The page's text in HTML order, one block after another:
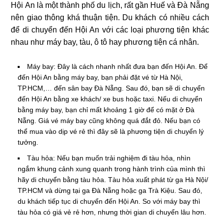
Hội An là một thành phố du lịch, rất gần Huế và Đà Nẵng
nên giao thông khá thuận tiện. Du khách có nhiều cách
để di chuyển đến Hội An với các loại phương tiện khác
nhau như máy bay, tàu, ô tô hay phương tiện cá nhân.
Máy bay: Đây là cách nhanh nhất đưa bạn đến Hội An. Để
đến Hội An bằng máy bay, bạn phải đặt vé từ Hà Nội,
TP.HCM,… đến sân bay Đà Nẵng. Sau đó, bạn sẽ di chuyển
đến Hội An bằng xe khách/ xe bus hoặc taxi. Nếu di chuyển
bằng máy bay, bạn chỉ mất khoảng 1 giờ để có mặt ở Đà
Nẵng. Giá vé máy bay cũng không quá đắt đỏ. Nếu bạn có
thể mua vào dịp vé rẻ thì đây sẽ là phương tiện di chuyển lý
tưởng.
Tàu hỏa: Nếu bạn muốn trải nghiệm đi tàu hỏa, nhìn
ngắm khung cảnh xung quanh trong hành trình của mình thì
hãy di chuyển bằng tàu hỏa. Tàu hỏa xuất phát từ ga Hà Nội/
TP.HCM và dừng tại ga Đà Nẵng hoặc ga Trà Kiệu. Sau đó,
du khách tiếp tục di chuyển đến Hội An. So với máy bay thì
tàu hỏa có giá vẻ rẻ hơn, nhưng thời gian di chuyển lâu hơn.